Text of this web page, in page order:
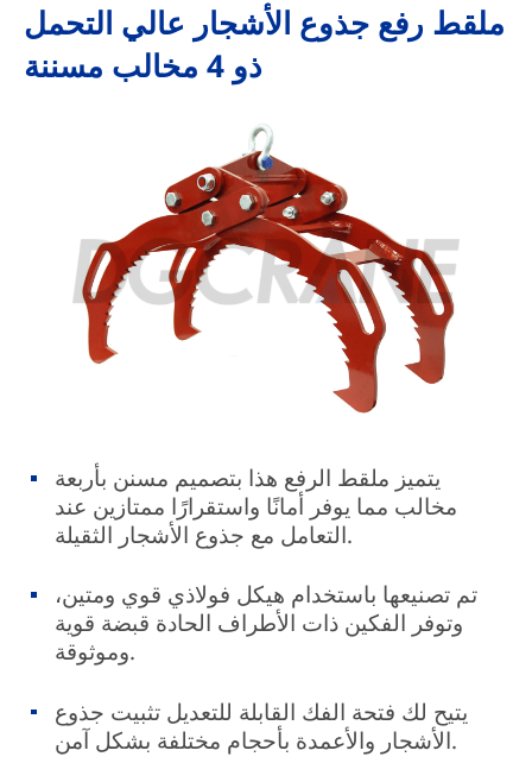
ملقط رفع جذوع الأشجار عالي التحمل
ذو 4 مخالب مسننة
يتميز ملقط الرفع هذا بتصميم مسنن بأربعة
مخالب مما يوفر أمانًا واستقرارًا ممتازين عند
التعامل مع جذوع الأشجار الثقيلة.
تم تصنيعها باستخدام هيكل فولاذي قوي ومتين،
وتوفر الفكين ذات الأطراف الحادة قبضة قوية
وموثوقة.
يتيح لك فتحة الفك القابلة للتعديل تثبيت جذوع
الأشجار والأعمدة بأحجام مختلفة بشكل آمن.